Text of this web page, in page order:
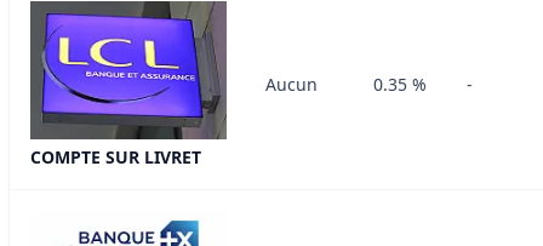
COMPTE SUR LIVRET
Aucun 0.35 % -